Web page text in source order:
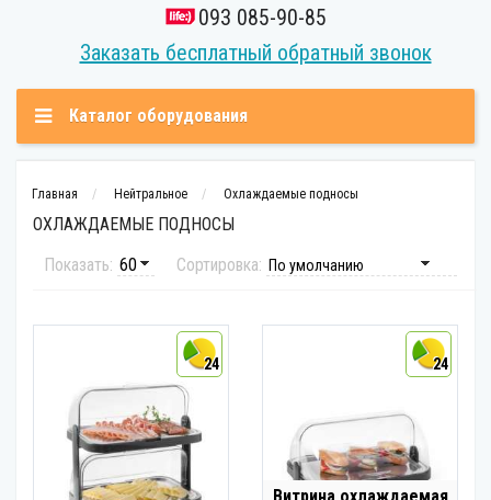
093 085-90-85
Заказать бесплатный обратный звонок
Каталог оборудования
Главная Нейтральное Охлаждаемые подносы
ОХЛАЖДАЕМЫЕ ПОДНОСЫ
Показать:
Сортировка:
24 24